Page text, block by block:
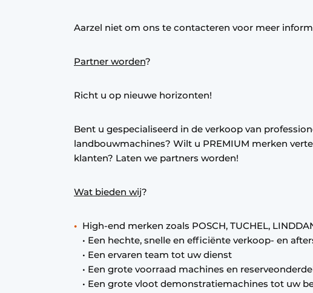
Aarzel niet om ons te contacteren voor meer
Partner worden?
Richt u op nieuwe horizonten!
Bent u gespecialiseerd in de verkoop van
landbouwmachines? Wilt u PREMIUM merken
klanten? Laten we partners worden!
Wat bieden wij?
High-end merken zoals POSCH, TUCHEL,
• Een hechte, snelle en efficiënte verkoop- en
• Een ervaren team tot uw dienst
• Een grote voorraad machines en
• Een grote vloot demonstratiemachines tot uw